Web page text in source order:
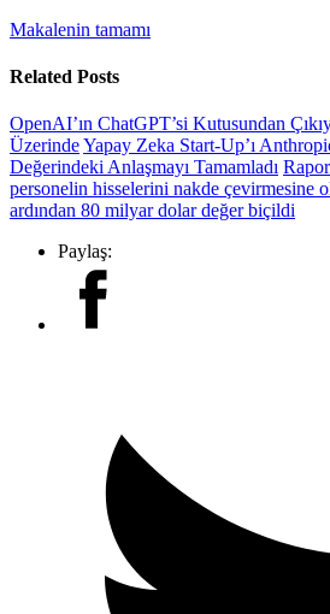
Makalenin tamamı
Related Posts
OpenAI’ın ChatGPT’si Kutusundan
ÜzerindeYapay Zeka Start-Up’ı
Değerindeki Anlaşmayı Tamamladı
personelin hisselerini nakde çevirmesine
ardından 80 milyar dolar değer biçildi
Paylaş: